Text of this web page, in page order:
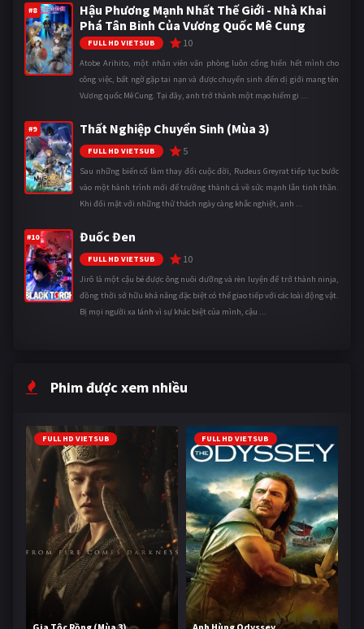
#8
Hậu Phương Mạnh Nhất Thế Giới - Nhà Khai
Phá Tân Binh Của Vương Quốc Mê Cung
FULL HD VIETSUB 10
Atobe Arihito, một nhân viên văn phòng luôn cống hiến hết mình cho
công việc, bất ngờ gặp tai nạn và được chuyển sinh đến dị giới mang tên
Vương quốc Mê Cung. Tại đây, anh trở thành một mạo hiểm gi ...
#9 Thất Nghiệp Chuyển Sinh (Mùa 3)
FULL HD VIETSUB 5
Sau những biến cố làm thay đổi cuộc đời, Rudeus Greyrat tiếp tục bước
vào một hành trình mới để trưởng thành cả về sức mạnh lẫn tinh thần.
Khi đối mặt với những thử thách ngày càng khắc nghiệt, anh ...
#10 Đuốc Đen
FULL HD VIETSUB 10
Jirô là một cậu bé được ông nuôi dưỡng và rèn luyện để trở thành ninja,
đồng thời sở hữu khả năng đặc biệt có thể giao tiếp với các loài động vật.
Bị mọi người xa lánh vì sự khác biệt của mình, cậu ...
Phim được xem nhiều
FULL HD VIETSUB FULL HD VIETSUB